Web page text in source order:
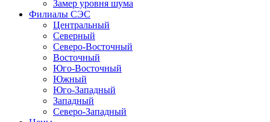
Замер уровня шума
Филиалы СЭС
Центральный
Северный
Северо-Восточный
Восточный
Юго-Восточный
Южный
Юго-Западный
Западный
Северо-Западный